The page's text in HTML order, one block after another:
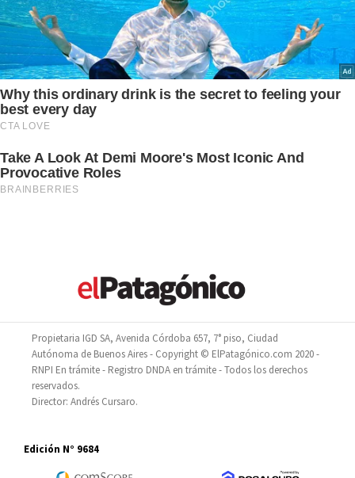
Propietaria IGD SA, Avenida Córdoba 657, 7° piso, Ciudad
Autónoma de Buenos Aires - Copyright © ElPatagónico.com 2020 -
RNPI En trámite - Registro DNDA en trámite - Todos los derechos
reservados.
Director: Andrés Cursaro.
Edición N° 9684